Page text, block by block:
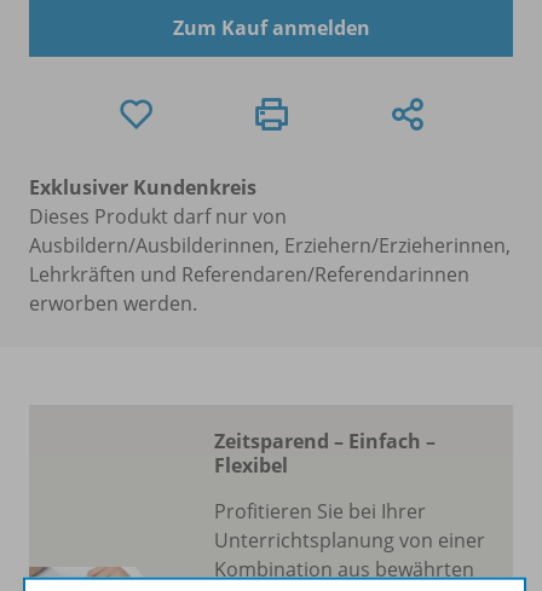
Zum Kauf anmelden
Exklusiver Kundenkreis
Dieses Produkt darf nur von
Ausbildern/Ausbilderinnen, Erziehern/Erzieherinnen,
Lehrkräften und Referendaren/Referendarinnen
erworben werden.
Zeitsparend – Einfach –
Flexibel
Profitieren Sie bei Ihrer
Unterrichtsplanung von einer
Kombination aus bewährten